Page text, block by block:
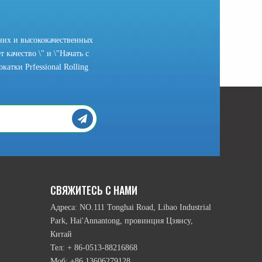
и высококачественных
качество \" и \"Начать с
Prfessional Rolling
СВЯЖИТЕСЬ С НАМИ
Адреса: NO.111 Tonghai Road, Libao Industrial
Park, Hai'Annantong, провинция Цзянсу,
Китай
Тел: + 86-0513-88216868